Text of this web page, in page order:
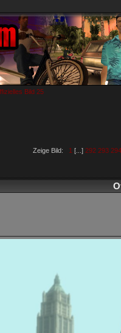
Bild 25
Zeige Bild: 1 [...] 292 293 294